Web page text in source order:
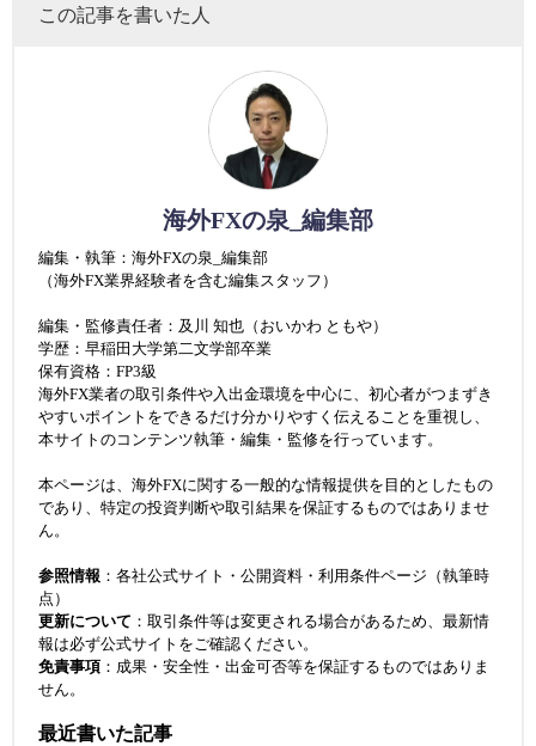
この記事を書いた人
海外FXの泉_編集部
編集・執筆：海外FXの泉_編集部
（海外FX業界経験者を含む編集スタッフ）
編集・監修責任者：及川 知也（おいかわ ともや）
学歴：早稲田大学第二文学部卒業
保有資格：FP3級
海外FX業者の取引条件や入出金環境を中心に、初心者がつまずき
やすいポイントをできるだけ分かりやすく伝えることを重視し、
本サイトのコンテンツ執筆・編集・監修を行っています。
本ページは、海外FXに関する一般的な情報提供を目的としたもの
であり、特定の投資判断や取引結果を保証するものではありませ
ん。
参照情報 ：各社公式サイト・公開資料・利用条件ページ（執筆時
点）
更新について ：取引条件等は変更される場合があるため、最新情
報は必ず公式サイトをご確認ください。
免責事項 ：成果・安全性・出金可否等を保証するものではありま
せん。
最近書いた記事